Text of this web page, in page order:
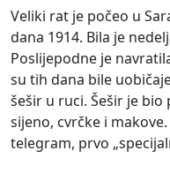
Veliki rat je počeo u
dana 1914. Bila je
Poslijepodne je
su tih dana bile
šešir u ruci. Šešir je
sijeno, cvrčke i
telegram, prvo